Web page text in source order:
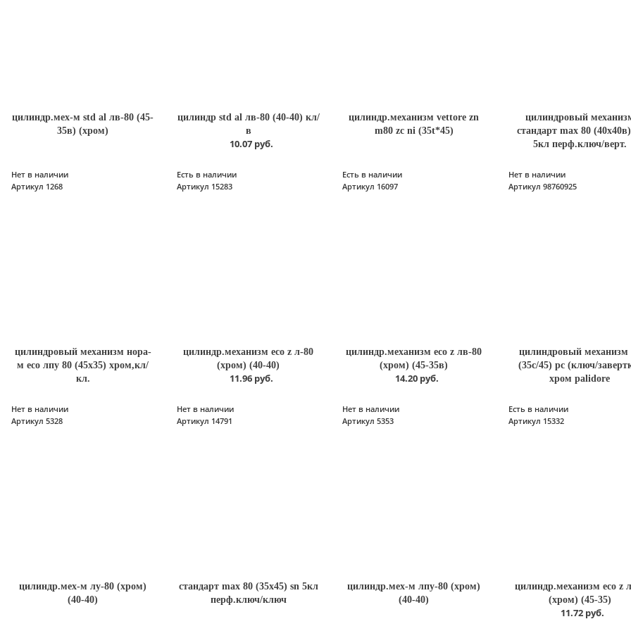
цилиндр.мех-м std al лв-80 (45-
35в) (хром)
цилиндр std al лв-80 (40-40) кл/
в
10.07 руб.
цилиндр.механизм vettore zn
m80 zc ni (35t*45)
цилиндровый
стандарт max 80
5кл перф.ключ/верт.
Нет в наличии
Артикул 1268
цилиндровый механизм нора-
м есо лпу 80 (45х35) хром,кл/
кл.
Есть в наличии
Артикул 15283
цилиндр.механизм есо z л-80
(хром) (40-40)
11.96 руб.
Есть в наличии
Артикул 16097
цилиндр.механизм есо z лв-80
(хром) (45-35в)
14.20 руб.
Нет в наличии
Артикул 98760925
цилиндровый механизм
(35с/45) рс (ключ/
хром palidore
Нет в наличии
Артикул 5328
цилиндр.мех-м лу-80 (хром)
(40-40)
Нет в наличии
Артикул 14791
стандарт max 80 (35х45) sn 5кл
перф.ключ/ключ
Нет в наличии
Артикул 5353
цилиндр.мех-м лпу-80 (хром)
(40-40)
Есть в наличии
Артикул 15332
цилиндр.механизм есо z
(хром) (45-35)
11.72 руб.